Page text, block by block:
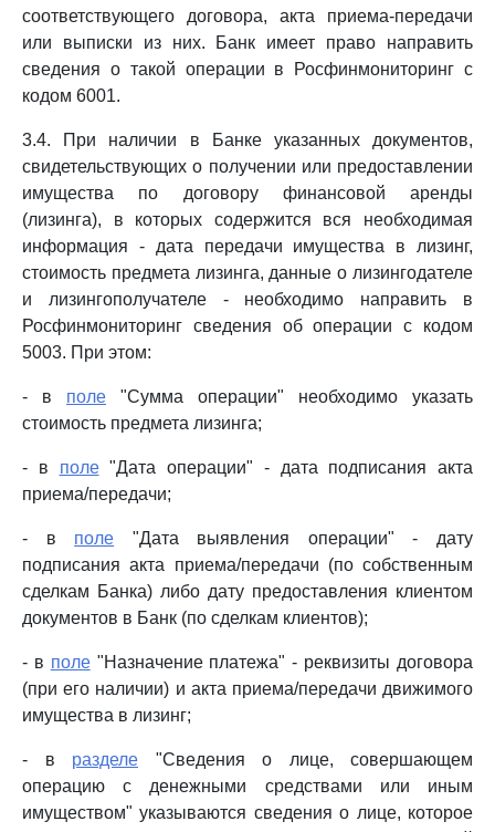
соответствующего договора, акта приема-передачи
или выписки из них. Банк имеет право направить
сведения о такой операции в Росфинмониторинг с
кодом 6001.
3.4. При наличии в Банке указанных документов,
свидетельствующих о получении или предоставлении
имущества по договору финансовой аренды
(лизинга), в которых содержится вся необходимая
информация - дата передачи имущества в лизинг,
стоимость предмета лизинга, данные о лизингодателе
и лизингополучателе - необходимо направить в
Росфинмониторинг сведения об операции с кодом
5003. При этом:
- в поле "Сумма операции" необходимо указать
стоимость предмета лизинга;
- в поле"Дата операции" - дата подписания акта
приема/передачи;
- в поле "Дата выявления операции" - дату
подписания акта приема/передачи (по собственным
сделкам Банка) либо дату предоставления клиентом
документов в Банк (по сделкам клиентов);
- в поле"Назначение платежа" - реквизиты договора
(при его наличии) и акта приема/передачи движимого
имущества в лизинг;
- в разделе "Сведения о лице, совершающем
операцию с денежными средствами или иным
имуществом" указываются сведения о лице, которое